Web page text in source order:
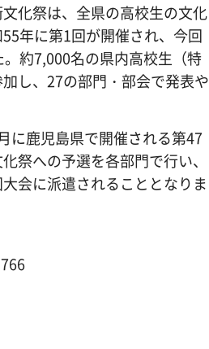
化祭は、全県の高校生の文化
年に第1回が開催され、今回
約7,000名の県内高校生（特
し、27の部門・部会で発表や
に鹿児島県で開催される第47
祭への予選を各部門で行い、
会に派遣されることとなりま